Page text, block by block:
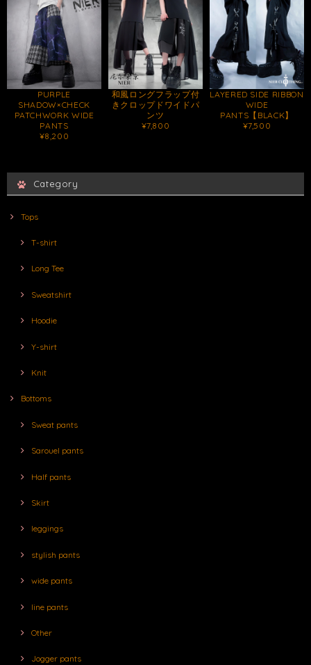
PURPLE
SHADOW×CHECK
PATCHWORK WIDE
PANTS
¥8,200
和風ロングフラップ付
きクロップドワイドパ
ンツ
¥7,800
LAYERED SIDE RIBBON
WIDE
PANTS【BLACK】
¥7,500
Category
Tops
T-shirt
Long Tee
Sweatshirt
Hoodie
Y-shirt
Knit
Bottoms
Sweat pants
Sarouel pants
Half pants
Skirt
leggings
stylish pants
wide pants
line pants
Other
Jogger pants